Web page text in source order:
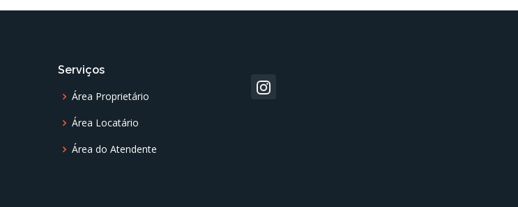
Serviços
Área Proprietário
Área Locatário
Área do Atendente